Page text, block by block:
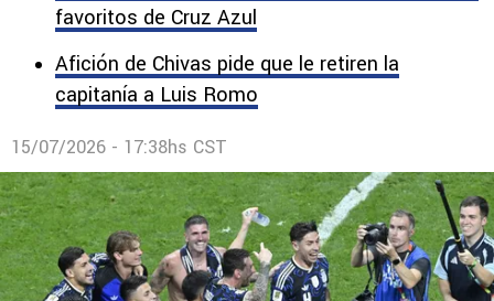
favoritos de Cruz Azul
Afición de Chivas pide que le retiren la
capitanía a Luis Romo
15/07/2026 - 17:38hs CST